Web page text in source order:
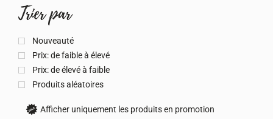
Trier par
Nouveauté
Prix: de faible à élevé
Prix: de élevé à faible
Produits aléatoires
Afficher uniquement les produits en promotion